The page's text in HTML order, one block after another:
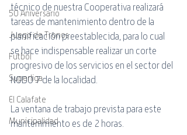
50 Aniversario
Juego de Tronos
Futbol
Superliga
El Calafate
Municipalidad
técnico de nuestra Cooperativa realizará
tareas de mantenimiento dentro de la
planificación preestablecida, para lo cual
se hace indispensable realizar un corte
progresivo de los servicios en el sector del
NODO 7 de la localidad.
La ventana de trabajo prevista para este
mantenimiento es de 2 horas.